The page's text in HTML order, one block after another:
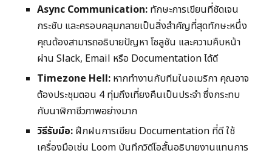
Async Communication: ทักษะการเขียนที่ชัดเจน
กระชับ และครอบคลุมกลายเป็นสิ่งสำคัญที่สุดทักษะหนึ่ง
คุณต้องสามารถอธิบายปัญหา โซลูชัน และความคืบหน้า
ผ่าน Slack, Email หรือ Documentation ได้ดี
Timezone Hell: หากทำงานกับทีมในอเมริกา คุณอาจ
ต้องประชุมตอน 4 ทุ่มถึงเที่ยงคืนเป็นประจำ ซึ่งกระทบ
กับนาฬิกาชีวภาพอย่างมาก
วิธีรับมือ: ฝึกฝนการเขียน Documentation ที่ดี ใช้
เครื่องมือเช่น Loom บันทึกวิดีโอสั้นอธิบายงานแทนการ